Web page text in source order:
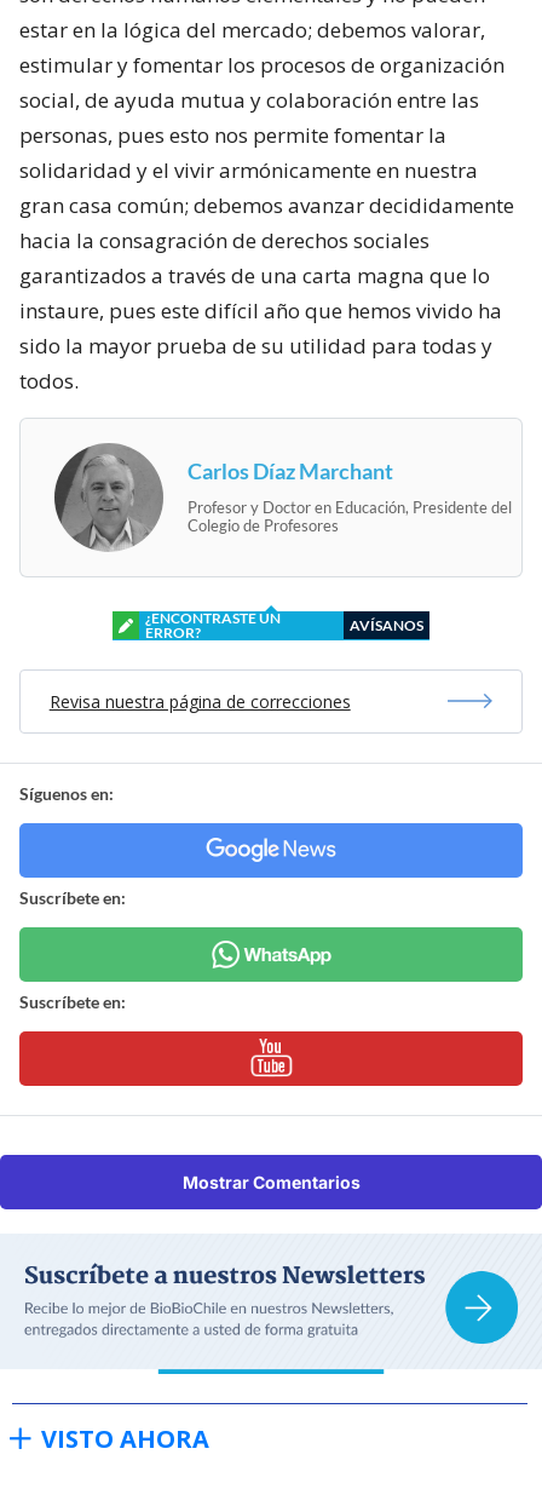
estar en la lógica del mercado; debemos valorar,
estimular y fomentar los procesos de organización
social, de ayuda mutua y colaboración entre las
personas, pues esto nos permite fomentar la
solidaridad y el vivir armónicamente en nuestra
gran casa común; debemos avanzar decididamente
hacia la consagración de derechos sociales
garantizados a través de una carta magna que lo
instaure, pues este difícil año que hemos vivido ha
sido la mayor prueba de su utilidad para todas y
todos.
Carlos Díaz Marchant
Profesor y Doctor en Educación, Presidente del
Colegio de Profesores
¿ENCONTRASTE UN
ERROR?
AVÍSANOS
Revisa nuestra página de correcciones
Síguenos en:
Suscríbete en:
Suscríbete en:
Mostrar Comentarios
VISTO AHORA